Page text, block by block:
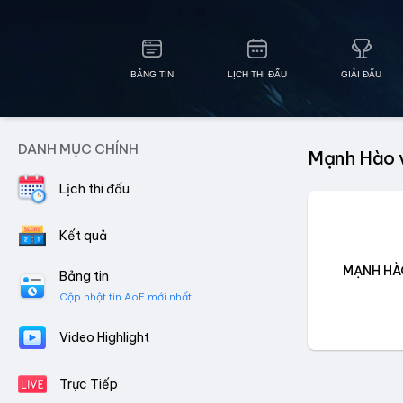
BẢNG TIN LỊCH THI ĐẤU GIẢI ĐẤU
DANH MỤC CHÍNH
Lịch thi đấu
Kết quả
Bảng tin
Cập nhật tin AoE mới nhất
Video Highlight
Trực Tiếp
Mạnh Hào
MẠNH